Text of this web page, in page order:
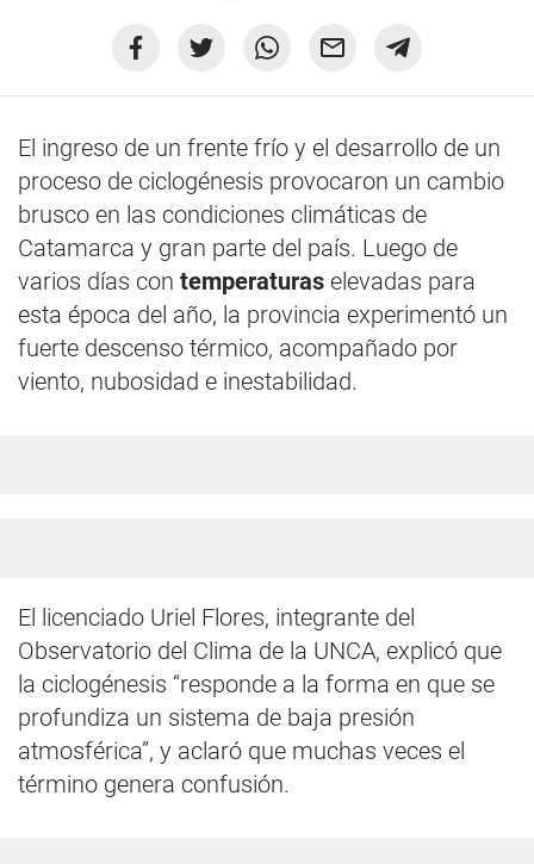
El ingreso de un frente frío y el desarrollo de un
proceso de ciclogénesis provocaron un cambio
brusco en las condiciones climáticas de
Catamarca y gran parte del país. Luego de
varios días con temperaturas elevadas para
esta época del año, la provincia experimentó un
fuerte descenso térmico, acompañado por
viento, nubosidad e inestabilidad.
El licenciado Uriel Flores, integrante del
Observatorio del Clima de la UNCA, explicó que
la ciclogénesis “responde a la forma en que se
profundiza un sistema de baja presión
atmosférica”, y aclaró que muchas veces el
término genera confusión.